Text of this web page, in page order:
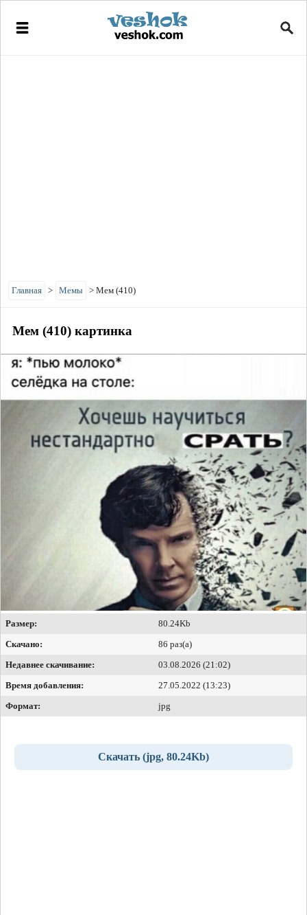
Главная > Мемы > Мем (410)
Мем (410) картинка
Размер:
80.24Kb
Скачано:
86 раз(а)
Недавнее скачивание:
03.08.2026 (21:02)
Время добавления:
27.05.2022 (13:23)
Формат:
jpg
Скачать (jpg, 80.24Kb)